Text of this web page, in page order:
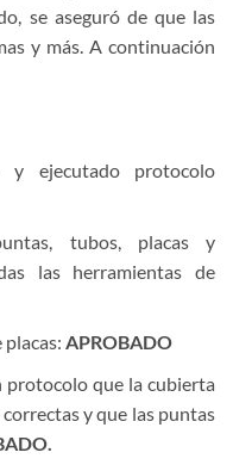
se aseguró de que las
y más. A continuación
y ejecutado protocolo
tubos, placas y
las herramientas de
APROBADO
protocolo que la cubierta
y que las puntas